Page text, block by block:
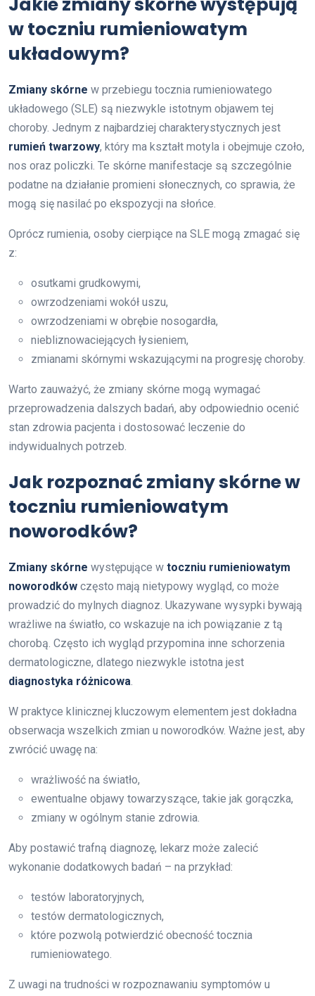
w toczniu rumieniowatym
układowym?
Zmiany skórne w przebiegu tocznia rumieniowatego
układowego (SLE) są niezwykle istotnym objawem tej
choroby. Jednym z najbardziej charakterystycznych jest
rumień twarzowy, który ma kształt motyla i obejmuje czoło,
nos oraz policzki. Te skórne manifestacje są szczególnie
podatne na działanie promieni słonecznych, co sprawia, że
mogą się nasilać po ekspozycji na słońce.
Oprócz rumienia, osoby cierpiące na SLE mogą zmagać się
z:
osutkami grudkowymi,
owrzodzeniami wokół uszu,
owrzodzeniami w obrębie nosogardła,
niebliznowaciejących łysieniem,
zmianami skórnymi wskazującymi na progresję choroby.
Warto zauważyć, że zmiany skórne mogą wymagać
przeprowadzenia dalszych badań, aby odpowiednio ocenić
stan zdrowia pacjenta i dostosować leczenie do
indywidualnych potrzeb.
Jak rozpoznać zmiany skórne w
toczniu rumieniowatym
noworodków?
Zmiany skórne występujące w toczniu rumieniowatym
noworodków często mają nietypowy wygląd, co może
prowadzić do mylnych diagnoz. Ukazywane wysypki bywają
wrażliwe na światło, co wskazuje na ich powiązanie z tą
chorobą. Często ich wygląd przypomina inne schorzenia
dermatologiczne, dlatego niezwykle istotna jest
diagnostyka różnicowa.
W praktyce klinicznej kluczowym elementem jest dokładna
obserwacja wszelkich zmian u noworodków. Ważne jest, aby
zwrócić uwagę na:
wrażliwość na światło,
ewentualne objawy towarzyszące, takie jak gorączka,
zmiany w ogólnym stanie zdrowia.
Aby postawić trafną diagnozę, lekarz może zalecić
wykonanie dodatkowych badań – na przykład:
testów laboratoryjnych,
testów dermatologicznych,
które pozwolą potwierdzić obecność tocznia
rumieniowatego.
Z uwagi na trudności w rozpoznawaniu symptomów u